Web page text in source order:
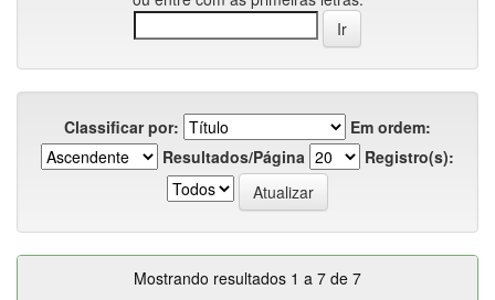
Classificar por:
Em ordem:
Resultados/Página
Registro(s):
Mostrando resultados 1 a 7 de 7